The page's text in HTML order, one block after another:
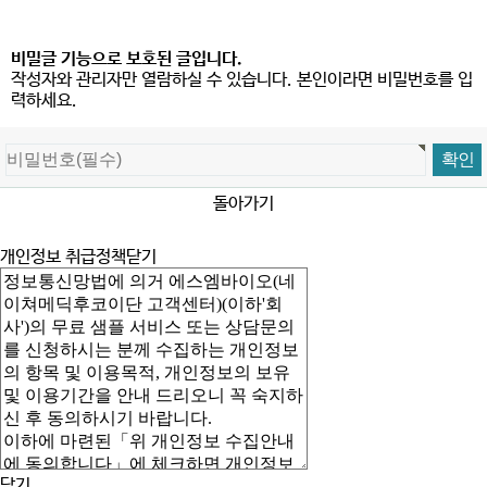
비밀글 기능으로 보호된 글입니다.
작성자와 관리자만 열람하실 수 있습니다. 본인이라면 비밀번호를 입
력하세요.
돌아가기
개인정보 취급정책닫기